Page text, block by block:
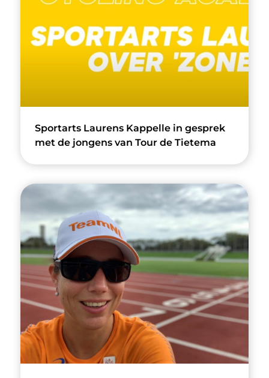
Sportarts Laurens Kappelle in gesprek
met de jongens van Tour de Tietema